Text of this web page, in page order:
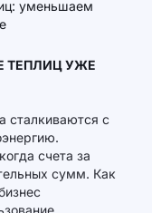
ТЕПЛИЦ УЖЕ
сталкиваются с
счета за
сумм. Как